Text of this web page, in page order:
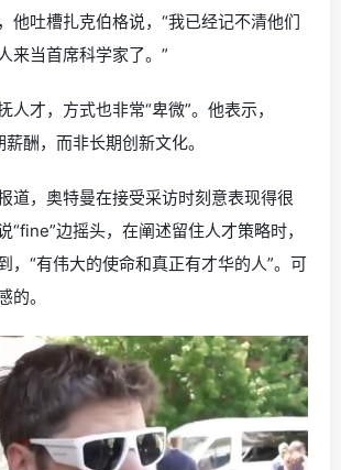
他吐槽扎克伯格说，“我已经记不清他们
来当首席科学家了。”
人才，方式也非常“卑微”。他表示，
酬，而非长期创新文化。
道，奥特曼在接受采访时刻意表现得很
“fine”边摇头，在阐述留住人才策略时，
，“有伟大的使命和真正有才华的人”。可
的。